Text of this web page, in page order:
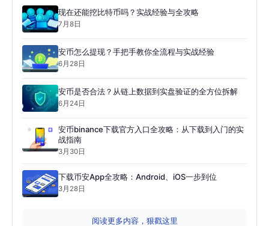
现在还能挖比特币吗？实战经验与全攻略
7月8日
安币怎么提现？手把手教你全流程与实战经验
6月28日
安币是否合法？从链上数据到实盘验证的全方位拆解
6月24日
安币binance下载官方入口全攻略：从下载到入门的实
战指南
3月30日
下载币安App全攻略：Android、iOS一步到位
3月28日
阅读更多内容，狠戳这里